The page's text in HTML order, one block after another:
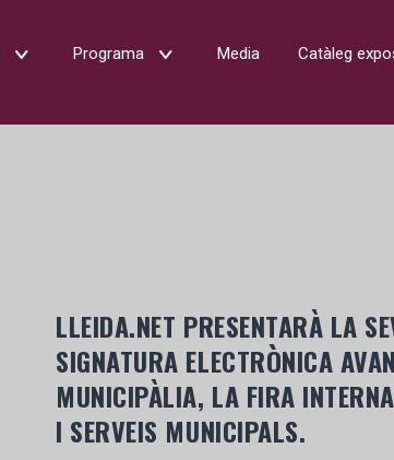
Programa Media Catàleg
LLEIDA.NET PRESENTARÀ LA
SIGNATURA ELECTRÒNICA
MUNICIPÀLIA, LA FIRA
I SERVEIS MUNICIPALS.